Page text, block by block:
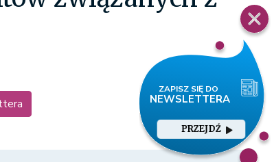
PRZEJDŹ